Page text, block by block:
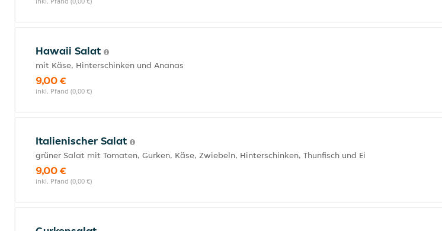
Hawaii Salat
mit Käse, Hinterschinken und Ananas
9,00 €
inkl. Pfand (0,00 €)
Italienischer Salat
grüner Salat mit Tomaten, Gurken, Käse, Zwiebeln, Hinterschinken, Thunfisch und Ei
9,00 €
inkl. Pfand (0,00 €)